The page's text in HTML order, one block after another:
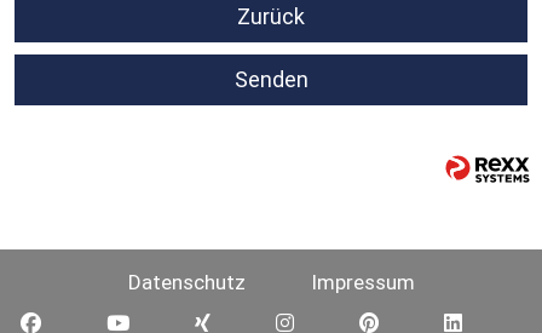
Zurück
Senden
Datenschutz Impressum